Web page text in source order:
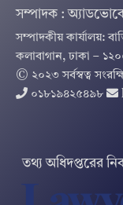
সম্পাদক :
সম্পাদকীয় কার্যালয়:
কলাবাগান, ঢাকা –
© ২০২৩ সর্বস্বত্ব
০১৮১৯৪২৫৪৯৮
তথ‌্য অ‌ধিদপ্ত‌রের